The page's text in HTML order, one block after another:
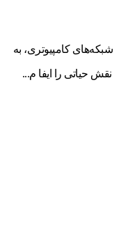
کامپیوتری، به
حیاتی را ایفا م...